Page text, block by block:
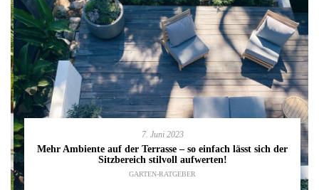
7. Juni 2023
Mehr Ambiente auf der Terrasse – so einfach lässt sich der
Sitzbereich stilvoll aufwerten!
GARTEN-RATGEBER